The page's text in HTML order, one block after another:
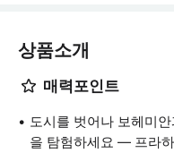
상품소개
매력포인트
도시를 벗어나 보헤미
을 탐험하세요 — 프라